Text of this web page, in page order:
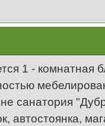
1 - комнатная
санатория
автостоянка,